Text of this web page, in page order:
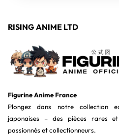
RISING ANIME LTD
Figurine Anime France
Plongez dans notre collection
japonaises – des pièces rares
passionnés et collectionneurs.